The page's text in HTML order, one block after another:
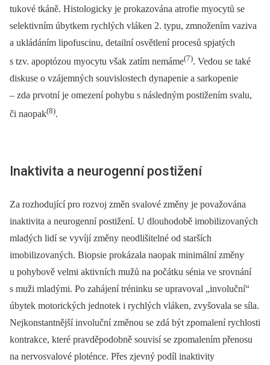
tukové tkáně. Histologicky je prokazována atrofie myocytů se
selektivním úbytkem rychlých vláken 2. typu, zmnožením vaziva
a ukládáním lipofuscinu, detailní osvětlení procesů spjatých
s tzv. apoptózou myocytu však zatím nemáme(7). Vedou se také
diskuse o vzájemných souvislostech dynapenie a sarkopenie
–⁠ zda prvotní je omezení pohybu s následným postižením svalu,
či naopak(8).
Inaktivita a neurogenní postižení
Za rozhodující pro rozvoj změn svalové změny je považována
inaktivita a neurogenní postižení. U dlouhodobě imobilizovaných
mladých lidí se vyvíjí změny neodlišitelné od starších
imobilizovaných. Biopsie prokázala naopak minimální změny
u pohybově velmi aktivních mužů na počátku sénia ve srovnání
s muži mladými. Po zahájení tréninku se upravoval „involuční“
úbytek motorických jednotek i rychlých vláken, zvyšovala se síla.
Nejkonstantnější involuční změnou se zdá být zpomalení rychlosti
kontrakce, které pravděpodobně souvisí se zpomalením přenosu
na nervosvalové ploténce. Přes zjevný podíl inaktivity